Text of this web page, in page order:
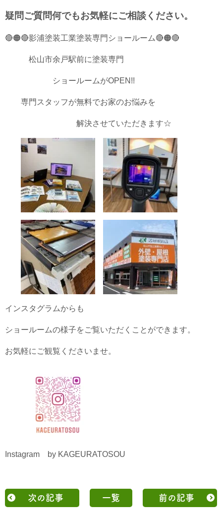
疑問ご質問何でもお気軽にご相談ください。
🔴🟠🔴影浦塗装工業塗装専門ショールーム🔴🟠🔴
松山市余戸駅前に塗装専門
ショールームがOPEN!!
専門スタッフが無料でお家のお悩みを
解決させていただきます☆
インスタグラムからも
ショールームの様子をご覧いただくことができます。
お気軽にご観覧くださいませ。
Instagram by KAGEURATOSOU
次の記事 一覧 前の記事